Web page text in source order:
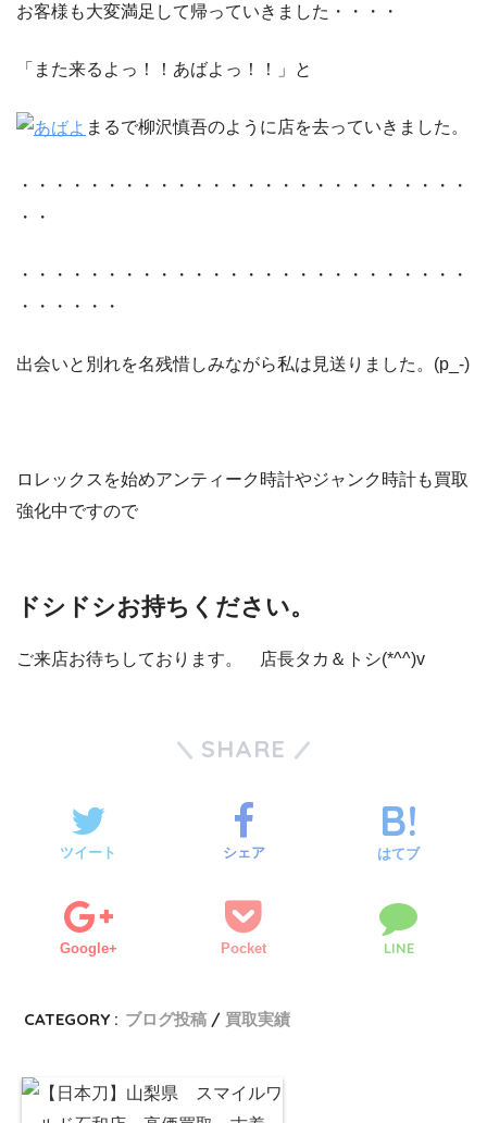
お客様も大変満足して帰っていきました・・・・
「また来るよっ！！あばよっ！！」と
まるで柳沢慎吾のように店を去っていきました。
・・・・・・・・・・・・・・・・・・・・・・・・・・
・・
・・・・・・・・・・・・・・・・・・・・・・・・・・
・・・・・・
出会いと別れを名残惜しみながら私は見送りました。(p_-)
ロレックスを始めアンティーク時計やジャンク時計も買取
強化中ですので
ドシドシお持ちください。
ご来店お待ちしております。 店長タカ＆トシ(*^^)v
SHARE
ツイート シェア はてブ
Google+ Pocket LINE
CATEGORY : ブログ投稿 買取実績